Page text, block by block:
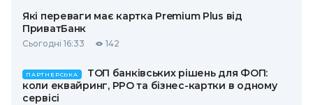
Які переваги має картка Premium Plus від
ПриватБанк
Сьогодні 16:33 142
ПАРТНЕРСЬКА
ТОП банківських рішень для ФОП:
коли еквайринг, РРО та бізнес-картки в одному
сервісі